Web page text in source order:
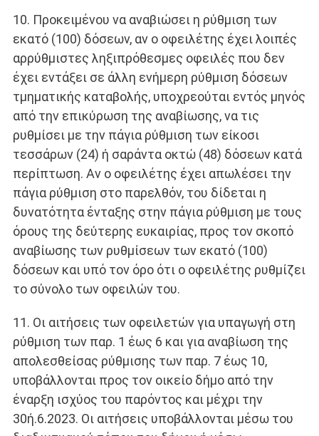
10. Προκειμένου να αναβιώσει η ρύθμιση των
εκατό (100) δόσεων, αν ο οφειλέτης έχει λοιπές
αρρύθμιστες ληξιπρόθεσμες οφειλές που δεν
έχει εντάξει σε άλλη ενήμερη ρύθμιση δόσεων
τμηματικής καταβολής, υποχρεούται εντός μηνός
από την επικύρωση της αναβίωσης, να τις
ρυθμίσει με την πάγια ρύθμιση των είκοσι
τεσσάρων (24) ή σαράντα οκτώ (48) δόσεων κατά
περίπτωση. Αν ο οφειλέτης έχει απωλέσει την
πάγια ρύθμιση στο παρελθόν, του δίδεται η
δυνατότητα ένταξης στην πάγια ρύθμιση με τους
όρους της δεύτερης ευκαιρίας, προς τον σκοπό
αναβίωσης των ρυθμίσεων των εκατό (100)
δόσεων και υπό τον όρο ότι ο οφειλέτης ρυθμίζει
το σύνολο των οφειλών του.
11. Οι αιτήσεις των οφειλετών για υπαγωγή στη
ρύθμιση των παρ. 1 έως 6 και για αναβίωση της
απολεσθείσας ρύθμισης των παρ. 7 έως 10,
υποβάλλονται προς τον οικείο δήμο από την
έναρξη ισχύος του παρόντος και μέχρι την
30ή.6.2023. Οι αιτήσεις υποβάλλονται μέσω του